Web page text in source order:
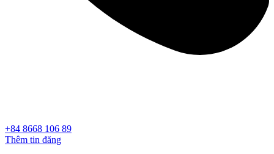
+84 8668 106 89
Thêm tin đăng